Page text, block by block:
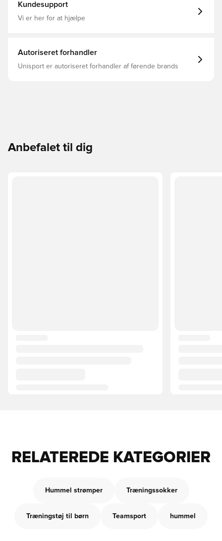
Kundesupport
Vi er her for at hjælpe
Autoriseret forhandler
Unisport er autoriseret forhandler af førende brands
Anbefalet til dig
RELATEREDE KATEGORIER
Hummel strømper Træningssokker
Træningstøj til børn Teamsport hummel